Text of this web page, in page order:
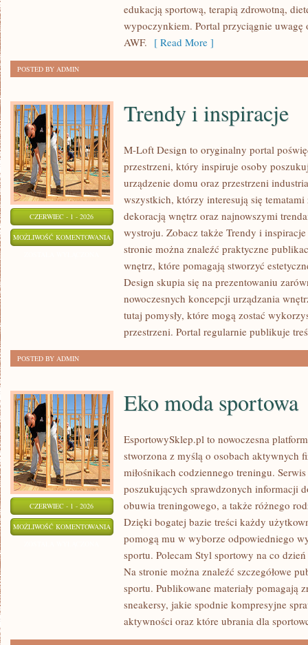
edukacją sportową, terapią zdrowotną,
wypoczynkiem. Portal przyciągnie uwagę
AWF. [ Read More ]
POSTED BY ADMIN
CZERWIEC - 1 - 2026
MOŻLIWOŚĆ KOMENTOWANIA TRENDY
INSPIRACJE
Trendy i inspiracje
M-Loft Design to oryginalny portal
przestrzeni, który inspiruje osoby
urządzenie domu oraz przestrzeni
wszystkich, którzy interesują się
dekoracją wnętrz oraz najnowszymi
wystroju. Zobacz także Trendy i
stronie można znaleźć praktyczne
wnętrz, które pomagają stworzyć
Design skupia się na prezentowaniu
nowoczesnych koncepcji urządzania
tutaj pomysły, które mogą zostać
przestrzeni. Portal regularnie publikuje
POSTED BY ADMIN
CZERWIEC - 1 - 2026
MOŻLIWOŚĆ KOMENTOWANIA
MODA
SPORTOWA
Eko moda sportowa
EsportowySklep.pl to nowoczesna
stworzona z myślą o osobach aktywnych
miłośnikach codziennego treningu.
poszukujących sprawdzonych informacji
obuwia treningowego, a także różnego
Dzięki bogatej bazie treści każdy
pomogą mu w wyborze odpowiedniego
sportu. Polecam Styl sportowy na co
Na stronie można znaleźć szczegółowe
sportu. Publikowane materiały pomagają
sneakersy, jakie spodnie kompresyjne
aktywności oraz które ubrania dla